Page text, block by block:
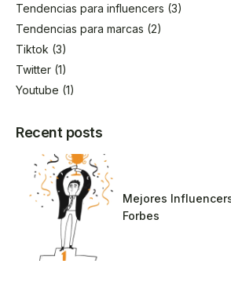
Tendencias para influencers (3)
Tendencias para marcas (2)
Tiktok (3)
Twitter (1)
Youtube (1)
Recent posts
Mejores
Forbes